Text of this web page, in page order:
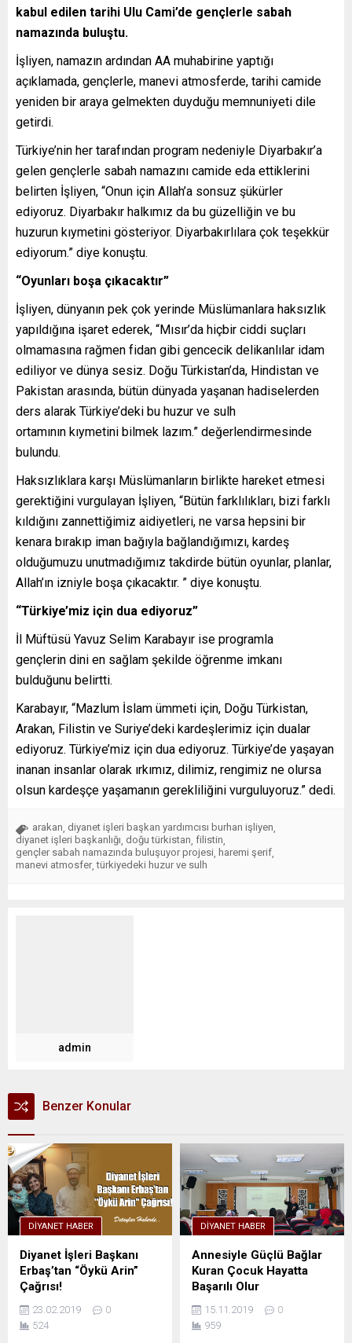
kabul edilen tarihi Ulu Cami’de gençlerle sabah
namazında buluştu.
İşliyen, namazın ardından AA muhabirine yaptığı
açıklamada, gençlerle, manevi atmosferde, tarihi camide
yeniden bir araya gelmekten duyduğu memnuniyeti dile
getirdi.
Türkiye’nin her tarafından program nedeniyle Diyarbakır’a
gelen gençlerle sabah namazını camide eda ettiklerini
belirten İşliyen, “Onun için Allah’a sonsuz şükürler
ediyoruz. Diyarbakır halkımız da bu güzelliğin ve bu
huzurun kıymetini gösteriyor. Diyarbakırlılara çok teşekkür
ediyorum.” diye konuştu.
“Oyunları boşa çıkacaktır”
İşliyen, dünyanın pek çok yerinde Müslümanlara haksızlık
yapıldığına işaret ederek, “Mısır’da hiçbir ciddi suçları
olmamasına rağmen fidan gibi gencecik delikanlılar idam
ediliyor ve dünya sesiz. Doğu Türkistan’da, Hindistan ve
Pakistan arasında, bütün dünyada yaşanan hadiselerden
ders alarak Türkiye’deki bu huzur ve sulh
ortamının kıymetini bilmek lazım.” değerlendirmesinde
bulundu.
Haksızlıklara karşı Müslümanların birlikte hareket etmesi
gerektiğini vurgulayan İşliyen, “Bütün farklılıkları, bizi farklı
kıldığını zannettiğimiz aidiyetleri, ne varsa hepsini bir
kenara bırakıp iman bağıyla bağlandığımızı, kardeş
olduğumuzu unutmadığımız takdirde bütün oyunlar, planlar,
Allah’ın izniyle boşa çıkacaktır. ” diye konuştu.
“Türkiye’miz için dua ediyoruz”
İl Müftüsü Yavuz Selim Karabayır ise programla
gençlerin dini en sağlam şekilde öğrenme imkanı
bulduğunu belirtti.
Karabayır, “Mazlum İslam ümmeti için, Doğu Türkistan,
Arakan, Filistin ve Suriye’deki kardeşlerimiz için dualar
ediyoruz. Türkiye’miz için dua ediyoruz. Türkiye’de yaşayan
inanan insanlar olarak ırkımız, dilimiz, rengimiz ne olursa
olsun kardeşçe yaşamanın gerekliliğini vurguluyoruz.” dedi.
arakan diyanet işleri başkan yardımcısı burhan işliyen
diyanet işleri başkanlığı doğu türkistan filistin
gençler sabah namazında buluşuyor projesi haremi şerif
manevi atmosfer ,türkiyedeki huzur ve sulh
admin
Benzer Konular
DIYANET HABER
Diyanet İşleri Başkanı
Erbaş’tan “Öykü Arin”
Çağrısı!
23.02.2019
0
524
DIYANET HABER
Annesiyle Güçlü Bağlar
Kuran Çocuk Hayatta
Başarılı Olur
15.11.2019
0
959